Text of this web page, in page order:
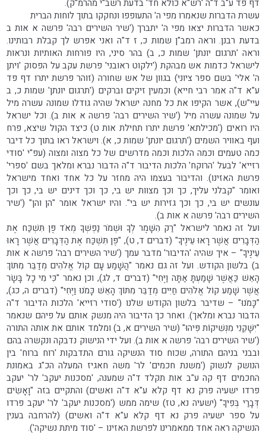
דף פד ע"ב ד"ה 'רש"א כולא חד' בדעת רשב"י מהרמ"ק).
עשרת הדברות שנאמרו מפי ה' התעופפו ונחקקו בתוך לוחות הברית
כאשר הדברות יצאו מפי ה' יתברך ('שיר השירים רבה' פרשה א אות ב
בדעת רבנן. וראה רמב"ן שמות כ, ז ד"ה ואני אפרש לך קבלת רבותינו.
וראה 'תרגום יונתן' שמות כ, ב) בהר סיני, היו פורחות האותיות ונראות
לישראל כדמות אש מבהקת ('ילקוט ראובני' פרשת עקב על הפסוק 'ויתן
ה' אלי' בשם ספר ציוני) בגוון של אש שחורה (זוהר פרשת יתרו דף פד
ע"א ד"ה אמר רבי חייא) וכמעין זיקים וברקים ('תרגום יונתן' שמות כ, ב
עיי"ש), אשר הקיפו את כל מחנה ישראל שהיה גודלו שמונה עשרה מיל
על שמונה עשרה מיל ('שיר השירים רבה' פרשה א אות ב). וכל ישראל
היו רואים ('מכילתא' פרשת יתרו תחילת אות ט) כיצד הקול שיצא, פרח
ועף באוויר השמים ('תרגום יונתן' שמות כ, א). וישראל ראו בתוך כל דיבר
כמה טעמים וכמה הלכות וכמה מדרשים של כל מצוה ומצוה (עפ"י 'סודי
רזייא' לבעל 'הרוקח' הלכות הדיבור ד"ה הדבור נברא ומלאך בשם 'ספרי'
פרשת האזינו). והדיבור בעצמו היה מחזר על כל אחד ואחד מישראל
ואומר "קבלני עליך, כך וכך מצוות יש בי, כך וכך דינים יש בי, כך וכך
עונשים יש בי, כך וכך גזירות יש בי". והיו ישראל אומר "הן והן" ('שיר
השירים רבה' פרשה א אות ב).
ועל זה נאמר לישראל "רַק הִשָּׁמֶר לְךָ וּשְׁמֹר נַפְשְׁךָ מְאֹד פֶּן תִּשְׁכַּח אֶת
הַדְּבָרִים אֲשֶׁר רָאוּ עֵינֶיךָ" (דברים ד, ט), "פֶּן תִּשְׁכַּח אֶת הַדְּבָרִים אֲשֶׁר רָאוּ
עֵינֶיךָ" – איך שהיה 'הדיבור' מדבר עמך ('שיר השירים רבה' פרשה א אות
ב) בלשון הקודש. ועל זה גם נאמר "הֲשָׁמַע עָם קוֹל אֱלֹהִים מְדַבֵּר מִתּוֹךְ
הָאֵשׁ כַּאֲשֶׁר שָׁמַעְתָּ אַתָּה וַיֶּחִי" (דברים ד, לג), וכן נאמר "כִּי מִי כָל בָּשָׂר
אֲשֶׁר שָׁמַע קוֹל אֱלֹהִים חַיִּים מְדַבֵּר מִתּוֹךְ הָאֵשׁ כָּמֹנוּ וַיֶּחִי" (דברים ה, כג),
"כָּמֹנוּ" – שדיבר בלשון הקודש שלנו ('סודי רזייא' הלכות הדיבור ד"ה
הדבור נברא ומלאך). ואחר כך הדיבור היה מנשק אותם על פיהם שנאמר
"יִשָּׁקֵנִי מִנְּשִׁיקוֹת פִּיהוּ" (שיר השירים א, ב) ומלמד אותם את אותה התורה
('שיר השירים רבה' פרשה א אות ב). ועל ידי הנישוק נדבקה ונקשרה בהם
ובבני בניהם התורה, שכוח סוד הנשיקה גורם התדבקות 'רוח ברוח' בין
הנושק לנשוק ('משנת חכמים' לר' משה חאגיז המעלה הכ"ג באמונת
החכמים דף קה ע"ב אות תקלד ד"ה שמענה, 'מסכנות יעקב' לר' יעקב
פרדו ישעיה פרק נא דף קלא ע"א ד"ה ואשים) והתקיים בזה "וָאָשִׂים
דְּבָרַי בְּפִיךָ" (ישעיה נא, טז) שימה ממש ('מסכנות יעקב' לר' יעקב פרדו
על ספר ישעיה פרק נא דף קלא ע"א ד"ה ואשים) (להרחבה בענין
הנשיקה ראה אחד ממאמרינו לפרשת האזינו – 'סוד מיתת נשיקה').